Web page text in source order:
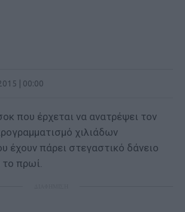
| 00:00
που έρχεται να ανατρέψει τον
χιλιάδων
έχουν πάρει στεγαστικό δάνειο
πρωί.